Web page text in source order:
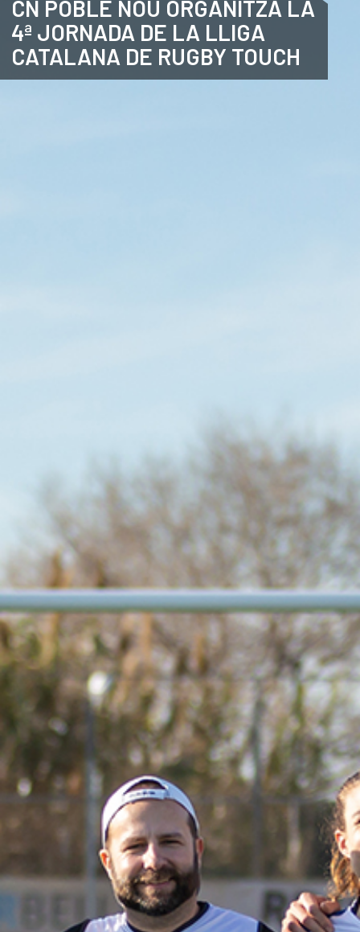
ANGLÈS
CN POBLE NOU ORGANITZA LA
4ª JORNADA DE LA LLIGA
CATALANA DE RUGBY TOUCH